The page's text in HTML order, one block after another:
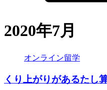
2020年7月
オンライン留学
くり上がりがあるたし